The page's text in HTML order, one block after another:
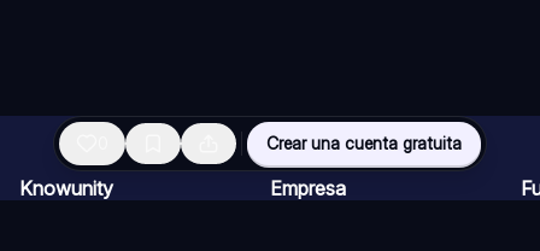
Crear una cuenta gratuita
Knowunity Empresa